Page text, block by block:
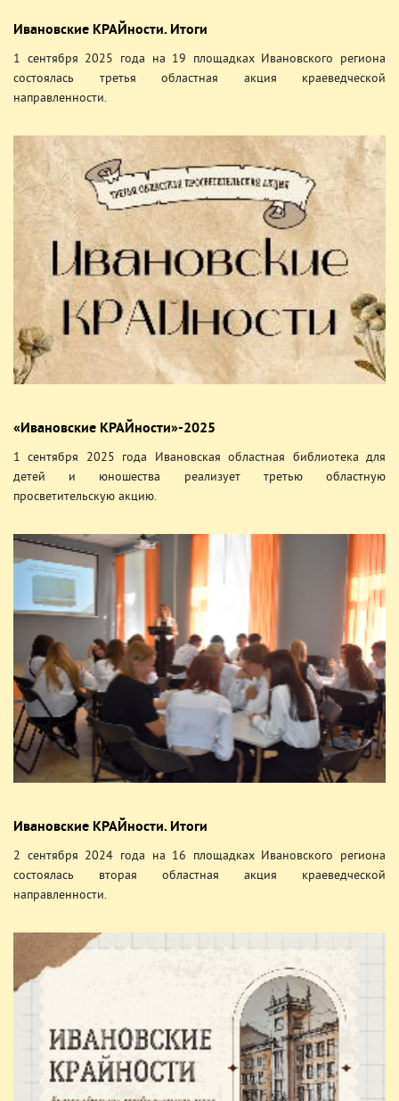
Ивановские КРАЙности. Итоги
1 сентября 2025 года на 19 площадках Ивановского региона
состоялась третья областная акция краеведческой
направленности.
«Ивановские КРАЙности»-2025
1 сентября 2025 года Ивановская областная библиотека для
детей и юношества реализует третью областную
просветительскую акцию.
Ивановские КРАЙности. Итоги
2 сентября 2024 года на 16 площадках Ивановского региона
состоялась вторая областная акция краеведческой
направленности.